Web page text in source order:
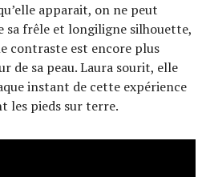
apparait, on ne peut
sa frêle et longiligne silhouette,
contraste est encore plus
de sa peau. Laura sourit, elle
instant de cette expérience
les pieds sur terre.